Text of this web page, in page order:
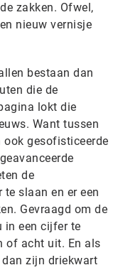
zakken. Ofwel,
nieuw vernisje
bestaan dan
die de
lokt die
Want tussen
gesofisticeerde
de
slaan en er een
Gevraagd om de
in een cijfer te
of acht uit. En als
dan zijn driekwart